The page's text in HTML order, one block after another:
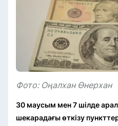
Фото: Оңалхан Өнерхан
30 маусым мен 7 шілде
шекарадағы өткізу